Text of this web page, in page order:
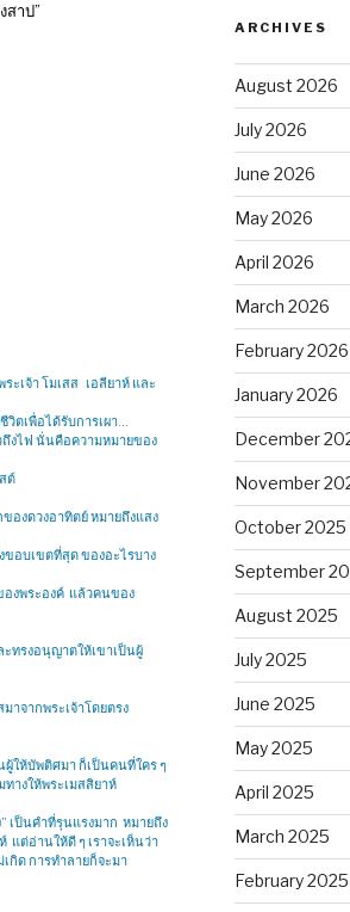
าป”
ะเจ้า โมเสส เอลียาห์ และ
วิตเพื่อได้รับการเผา…
ถึงไฟ นั่นคือความหมายของ
ต์
องดวงอาทิตย์ หมายถึงแสง
อบเขตที่สุด ของอะไรบาง
องพระองค์ แล้วคนของ
ทรงอนุญาตให้เขาเป็นผู้
จากพระเจ้าโดยตรง
ให้บัพติศมา ก็เป็นคนที่ใคร ๆ
างให้พระเมสสิยาห์
เป็นคำที่รุนแรงมาก หมายถึง
แต่อ่านให้ดี ๆ เราจะเห็นว่า
กิด การทำลายก็จะมา
ARCHIVES
August 2026
July 2026
June 2026
May 2026
April 2026
March 2026
February 2026
January 2026
December
November
October 2025
September
August 2025
July 2025
June 2025
May 2025
April 2025
March 2025
February 2025